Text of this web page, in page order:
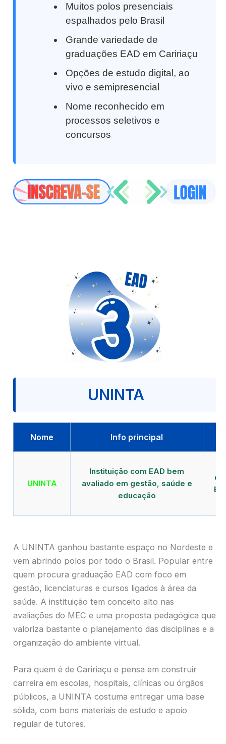
Muitos polos presenciais
espalhados pelo Brasil
Grande variedade de
graduações EAD em Caririaçu
Opções de estudo digital, ao
vivo e semipresencial
Nome reconhecido em
processos seletivos e
concursos
UNINTA
Nome Info principal
UNINTA
Instituição com EAD bem
avaliado em gestão, saúde e
educação
A UNINTA ganhou bastante espaço no Nordeste e
vem abrindo polos por todo o Brasil. Popular entre
quem procura graduação EAD com foco em
gestão, licenciaturas e cursos ligados à área da
saúde. A instituição tem conceito alto nas
avaliações do MEC e uma proposta pedagógica que
valoriza bastante o planejamento das disciplinas e a
organização do ambiente virtual.
Para quem é de Caririaçu e pensa em construir
carreira em escolas, hospitais, clínicas ou órgãos
públicos, a UNINTA costuma entregar uma base
sólida, com bons materiais de estudo e apoio
regular de tutores.